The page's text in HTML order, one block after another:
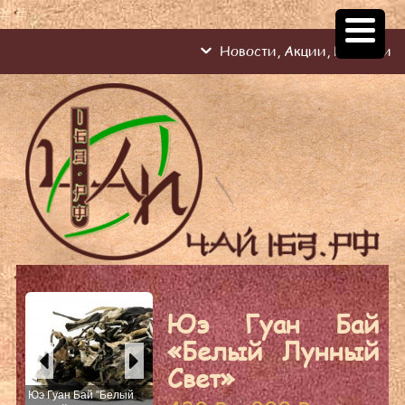
# #
Новости, Акции, Новинки
Юэ Гуан Бай "Белый
Юэ Гуан Бай
«Белый Лунный
Свет»